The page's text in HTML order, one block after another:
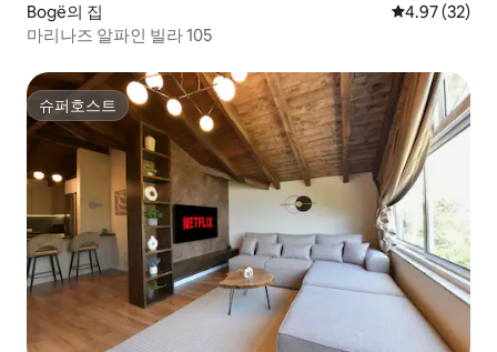
Bogë의 집 평점 4.97점(5
4.97 (32)
마리나즈 알파인 빌라 105
슈퍼호스트
슈퍼호스트